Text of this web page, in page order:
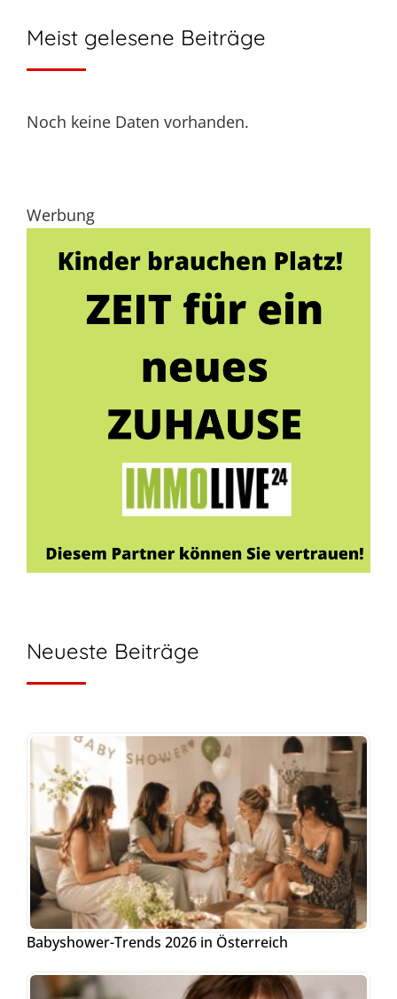
Meist gelesene Beiträge
Noch keine Daten vorhanden.
Werbung
Neueste Beiträge
Babyshower-Trends 2026 in Österreich